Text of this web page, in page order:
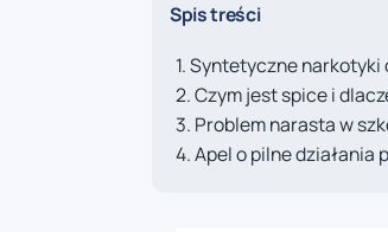
Spis treści
Syntetyczne narkotyki
Czym jest spice i
Problem narasta w
Apel o pilne działania